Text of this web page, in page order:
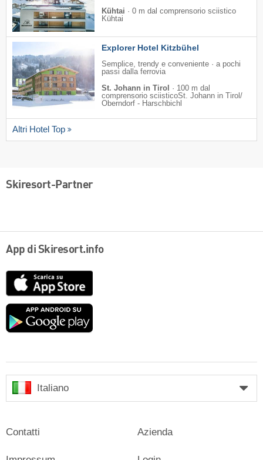
Kühtai · 0 m dal comprensorio sciistico
Kühtai
Explorer Hotel Kitzbühel
Semplice, trendy e conveniente · a pochi
passi dalla ferrovia
St. Johann in Tirol
· 100 m dal
comprensorio sciisticoSt. Johann in Tirol/​
Oberndorf - Harschbichl
Altri Hotel Top
Skiresort-Partner
App di Skiresort.info
Google
Italiano
Contatti Azienda